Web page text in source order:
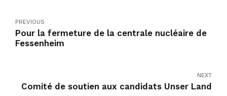
PREVIOUS
Pour la fermeture de la centrale nucléaire de
Fessenheim
NEXT
Comité de soutien aux candidats Unser Land